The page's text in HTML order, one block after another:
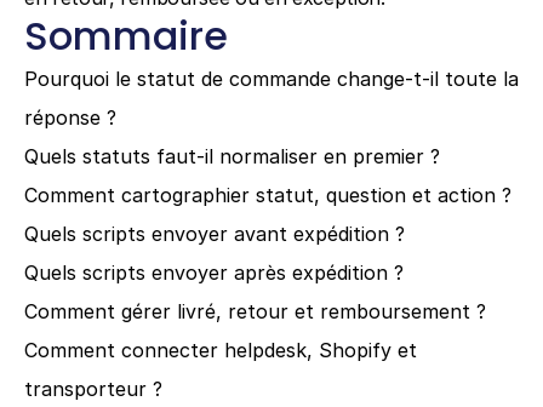
Sommaire
Pourquoi le statut de commande change-t-il toute la
réponse ?
Quels statuts faut-il normaliser en premier ?
Comment cartographier statut, question et action ?
Quels scripts envoyer avant expédition ?
Quels scripts envoyer après expédition ?
Comment gérer livré, retour et remboursement ?
Comment connecter helpdesk, Shopify et
transporteur ?